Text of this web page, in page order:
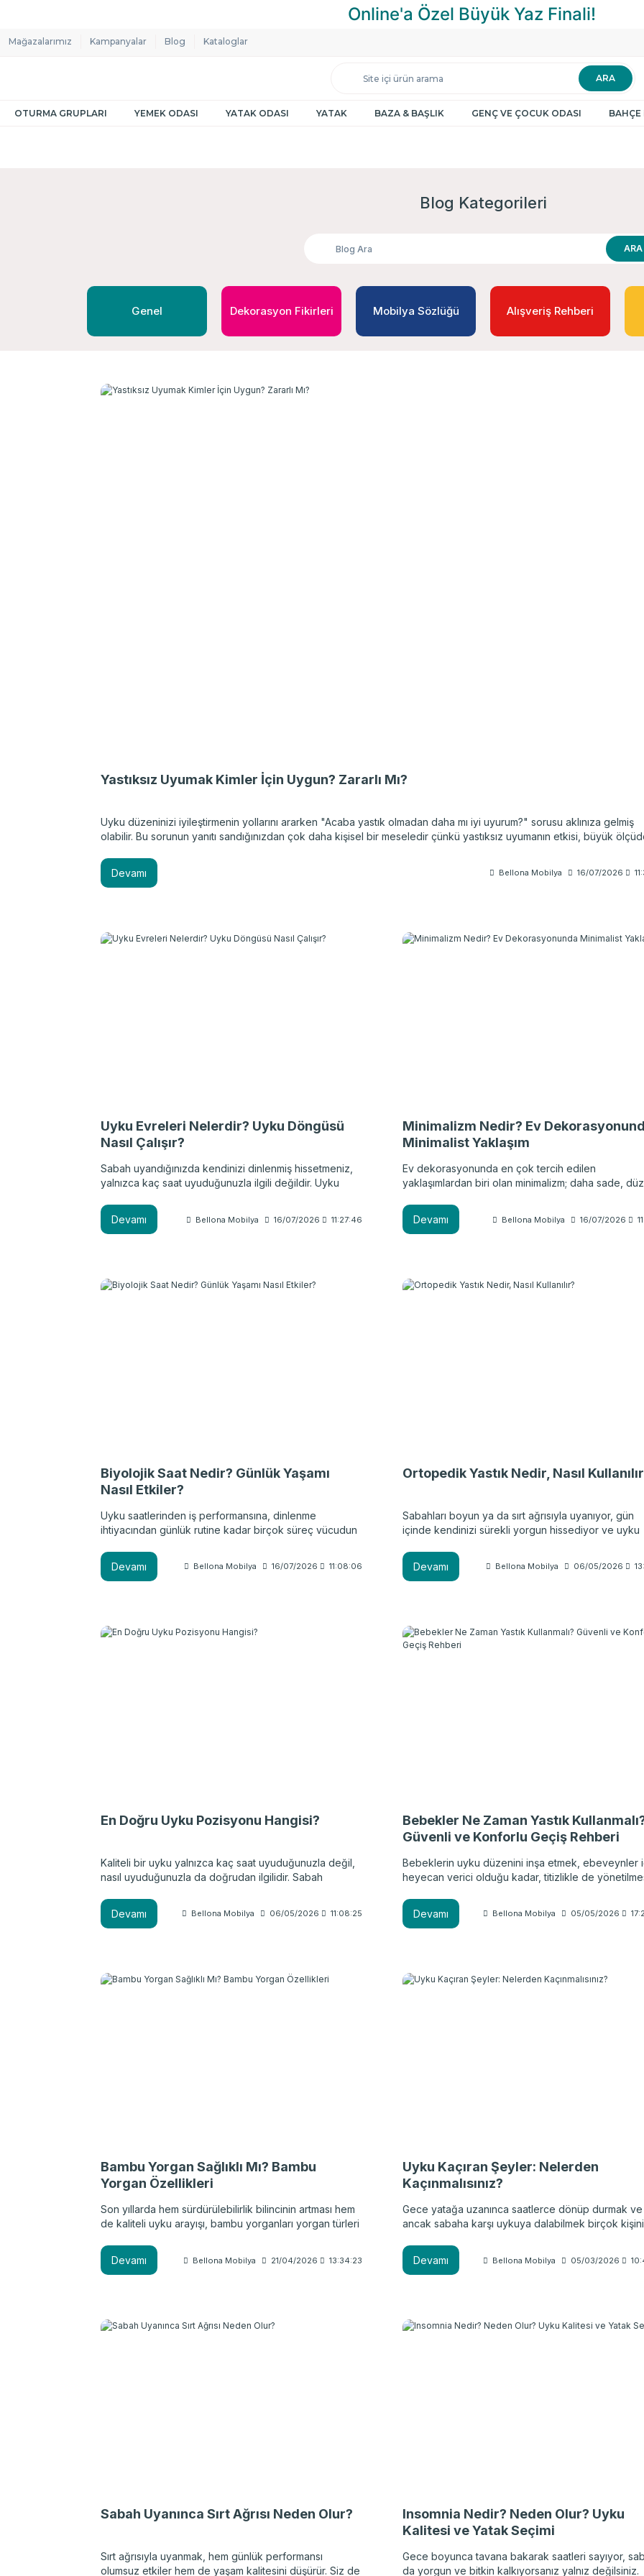
Mağazalarımız Kampanyalar Blog Kataloglar
ARA
OTURMA GRUPLARI YEMEK ODASI YATAK ODASI YATAK BAZA & BAŞLIK GENÇ VE ÇOCUK ODASI BAHÇE
Blog Kategorileri
ARA
Genel Dekorasyon Fikirleri Mobilya Sözlüğü Alışveriş Rehberi
Yastıksız Uyumak Kimler İçin Uygun? Zararlı Mı?
Uyku düzeninizi iyileştirmenin yollarını ararken "Acaba yastık olmadan daha mı iyi uyurum?" sorusu aklınıza gelmiş
olabilir. Bu sorunun yanıtı sandığınızdan çok daha kişisel bir meseledir çünkü yastıksız uyumanın etkisi, büyük
bir sonuç doğurabilir. Siz de bu konuyu merak ediyorsanız doğru uyku pozisyonları ile yastık kullanımı arasındaki
anlamak için okumaya devam edin.
Devamı Bellona Mobilya 16/07/2026
Uyku Evreleri Nelerdir? Uyku Döngüsü
Nasıl Çalışır?
Sabah uyandığınızda kendinizi dinlenmiş hissetmeniz,
yalnızca kaç saat uyuduğunuzla ilgili değildir. Uyku
boyunca geçirilen uyku evreleridir. Kaliteli bir uyku,
uyku süresinin yanı sıra derin uyku ve REM gibi
dikkat etmek gerekir. En verimli uyku saatini bulmak için
Devamı Bellona Mobilya 16/07/2026 11:27:46
Minimalizm Nedir? Ev
Minimalist Yaklaşım
Ev dekorasyonunda en çok tercih edilen
yaklaşımlardan biri olan minimalizm; daha sade,
Minimalist stil, estetik bir görünüm oluştururken
alanlarının daha düzenli ve işlevsel hale gelmesine
Devamı Bellona Mobilya 16/07/2026
Biyolojik Saat Nedir? Günlük Yaşamı
Nasıl Etkiler?
Uyku saatlerinden iş performansına, dinlenme
ihtiyacından günlük rutine kadar birçok süreç vücudun
alışkanlıklarından çevresel koşullara kadar pek çok
faktörden etkilenebilir. Gelin, biyolojik saat ne demek
Devamı Bellona Mobilya 16/07/2026 11:08:06
Ortopedik Yastık Nedir, Nasıl
Sabahları boyun ya da sırt ağrısıyla uyanıyor, gün
içinde kendinizi sürekli yorgun hissediyor ve uyku
yastıkta yatıyor olabilirsiniz. Uyku sırasında vücut,
ortalama 7-8 saat aynı pozisyonda kalır. Seçtiğiniz
üstlenir. Omurganızı ve kaslarınızı en iyi şekilde
desteklemek için siz de ortopedik yastık modellerini
Devamı Bellona Mobilya 06/05/2026
En Doğru Uyku Pozisyonu Hangisi?
Kaliteli bir uyku yalnızca kaç saat uyuduğunuzla değil,
nasıl uyuduğunuzla da doğrudan ilgilidir. Sabah
yorgunluk gibi kötü sürprizlerle karşılaşıyorsanız bunun
sebebi yalnızca stres ya da az uyumak olmayabilir.
en doğru uyku pozisyonu hangisi? Hem bu sorunun
Devamı Bellona Mobilya 06/05/2026 11:08:25
Bebekler Ne Zaman Yastık
Güvenli ve Konforlu Geçiş Rehberi
Bebeklerin uyku düzenini inşa etmek, ebeveynler
heyecan verici olduğu kadar, titizlikle de
konforlu uyumasını sağlamak için yastık kullanmaya
mümkün olduğunca erken geçmeyi düşünebilir.
yönetmek, bebeğinizin hem sağlığını hem de uyku
Devamı Bellona Mobilya 05/05/2026
Bambu Yorgan Sağlıklı Mı? Bambu
Yorgan Özellikleri
Son yıllarda hem sürdürülebilirlik bilincinin artması hem
de kaliteli uyku arayışı, bambu yorganları yorgan türleri
de evinize yeni bir yorgan almayı düşünüyorsanız
bambu ürünler karşınıza çıkmış olabilir. Peki, bu
nelerdir? Bambu yorgan hakkında bilmeniz gereken
Devamı Bellona Mobilya 21/04/2026 13:34:23
Uyku Kaçıran Şeyler: Nelerden
Kaçınmalısınız?
Gece yatağa uzanınca saatlerce dönüp durmak ve
ancak sabaha karşı uykuya dalabilmek birçok
sağlığın temellerinden biri de kaliteli uykudur.
olmasanız da günlük hayatınızda yaptığınız birçok
vermek istiyorsanız yazımızı okumaya devam
Devamı Bellona Mobilya 05/03/2026
Sabah Uyanınca Sırt Ağrısı Neden Olur?
Sırt ağrısıyla uyanmak, hem günlük performansı
olumsuz etkiler hem de yaşam kalitesini düşürür. Siz de
Insomnia Nedir? Neden Olur? Uyku
Kalitesi ve Yatak Seçimi
Gece boyunca tavana bakarak saatleri sayıyor,
da yorgun ve bitkin kalkıyorsanız yalnız değilsiniz.